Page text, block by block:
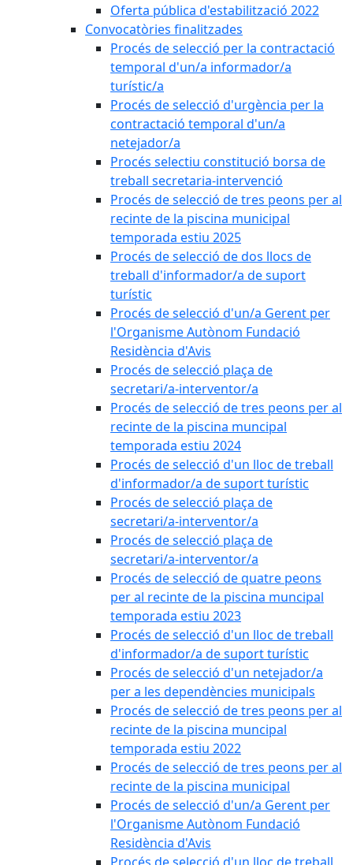
Oferta pública d'estabilització 2022
Convocatòries finalitzades
Procés de selecció per la contractació
temporal d'un/a informador/a
turístic/a
Procés de selecció d'urgència per la
contractació temporal d'un/a
netejador/a
Procés selectiu constitució borsa de
treball secretaria-intervenció
Procés de selecció de tres peons per al
recinte de la piscina municipal
temporada estiu 2025
Procés de selecció de dos llocs de
treball d'informador/a de suport
turístic
Procés de selecció d'un/a Gerent per
l'Organisme Autònom Fundació
Residència d'Avis
Procés de selecció plaça de
secretari/a-interventor/a
Procés de selecció de tres peons per al
recinte de la piscina muncipal
temporada estiu 2024
Procés de selecció d'un lloc de treball
d'informador/a de suport turístic
Procés de selecció plaça de
secretari/a-interventor/a
Procés de selecció plaça de
secretari/a-interventor/a
Procés de selecció de quatre peons
per al recinte de la piscina muncipal
temporada estiu 2023
Procés de selecció d'un lloc de treball
d'informador/a de suport turístic
Procés de selecció d'un netejador/a
per a les dependències municipals
Procés de selecció de tres peons per al
recinte de la piscina muncipal
temporada estiu 2022
Procés de selecció de tres peons per al
recinte de la piscina municipal
Procés de selecció d'un/a Gerent per
l'Organisme Autònom Fundació
Residència d'Avis